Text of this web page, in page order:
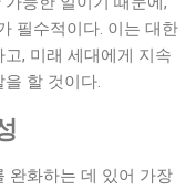
필수적이다. 이는 대한
, 미래 세대에게 지속
할 것이다.
완화하는 데 있어 가장